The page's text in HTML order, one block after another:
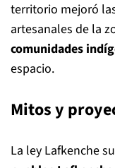
territorio mejoró
artesanales de la
comunidades
espacio.
Mitos y
La ley Lafkenche